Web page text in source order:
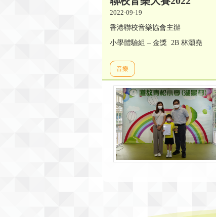
2022-09-19
香港聯校音樂協會主辦
小學體驗組 – 金獎 2B 林灝堯
音樂